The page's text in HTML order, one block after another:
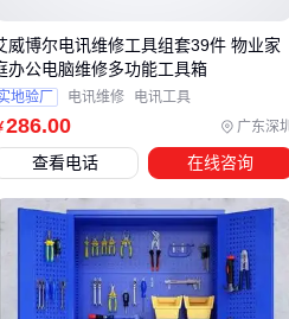
。
实现温和处理的饲料混合机
局部过热；二是带温控功能的粉
蛋氨酸降解。
减少混合死角，配合调速功能
。若需同时处理多种原料组合，
机 更能精准控制配比。
286.00 广东深
威博尔电讯维修工具组套39件 物业家
办公电脑维修多功能工具箱
地验厂 电讯维修 电讯工具
查看电话 在线咨询